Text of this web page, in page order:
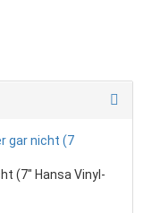
(7" Hansa Vinyl-